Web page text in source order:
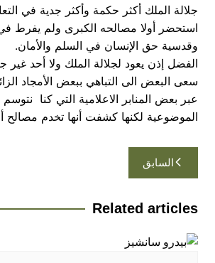
جلالة الملك أكثر حكمة وأكثر جدية في
استحضر أولا مصالحه الكبرى ولم يفرط في
وقدسية حق الإنسان في السلم والأمان.
الفضل إذن يعود لجلالة الملك ولا أحد غير
سعى البعض الى التباهي ببعض الأمجاد
عبر بعض المنابر الاعلامية التي كنا
الموضوعية لكنها كشفت أنها تخدم مصالح
تصفّح
المقالات
السابق
Related articles